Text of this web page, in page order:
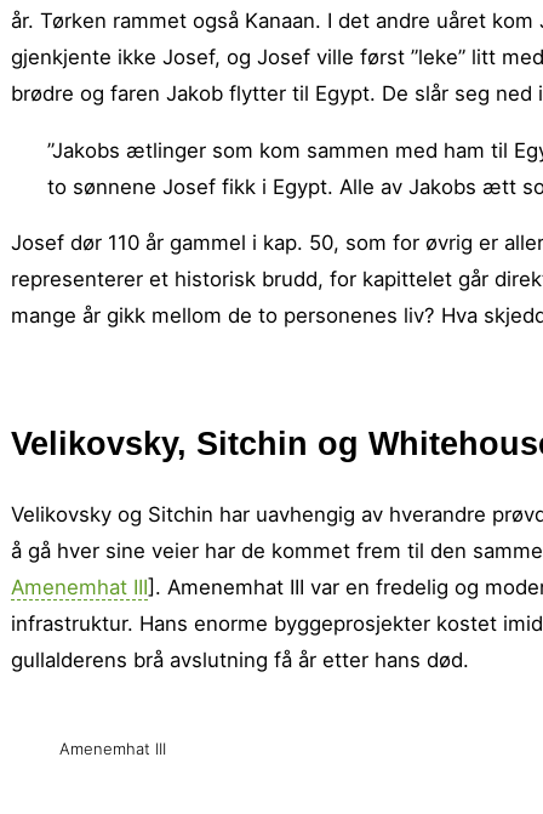
år. Tørken rammet også Kanaan. I det andre uåret
gjenkjente ikke Josef, og Josef ville først ”leke” litt
brødre og faren Jakob flytter til Egypt. De slår seg
”Jakobs ætlinger som kom sammen med ham til
to sønnene Josef fikk i Egypt. Alle av Jakobs ætt
Josef dør 110 år gammel i kap. 50, som for øvrig er
representerer et historisk brudd, for kapittelet går
mange år gikk mellom de to personenes liv? Hva
Velikovsky, Sitchin og
Velikovsky og Sitchin har uavhengig av hverandre
å gå hver sine veier har de kommet frem til den
Amenemhat III]. Amenemhat III var en fredelig og
infrastruktur. Hans enorme bygge­prosjekter kostet
gullalderens brå avslutning få år etter hans død.
Amenemhat III